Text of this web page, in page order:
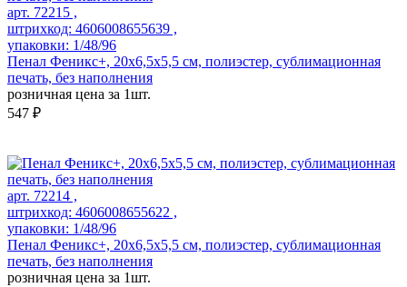
арт. 72215 ,
штрихкод: 4606008655639 ,
упаковки: 1/48/96
Пенал Феникс+, 20х6,5х5,5 см, полиэстер, сублимационная
печать, без наполнения
розничная цена за 1шт.
547 ₽
арт. 72214 ,
штрихкод: 4606008655622 ,
упаковки: 1/48/96
Пенал Феникс+, 20х6,5х5,5 см, полиэстер, сублимационная
печать, без наполнения
розничная цена за 1шт.